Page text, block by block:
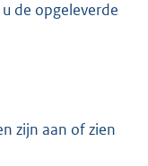
de opgeleverde
zijn aan of zien